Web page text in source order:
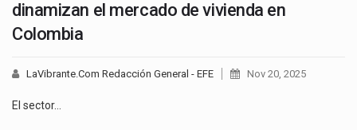
dinamizan el mercado de vivienda en
Colombia
LaVibrante.Com Redacción General - EFE Nov 20, 2025
El sector…